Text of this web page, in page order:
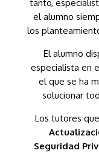
tanto,
el alumno
los
El alumno
especialista en
el que se ha
solucionar
Los tutores
Seguridad